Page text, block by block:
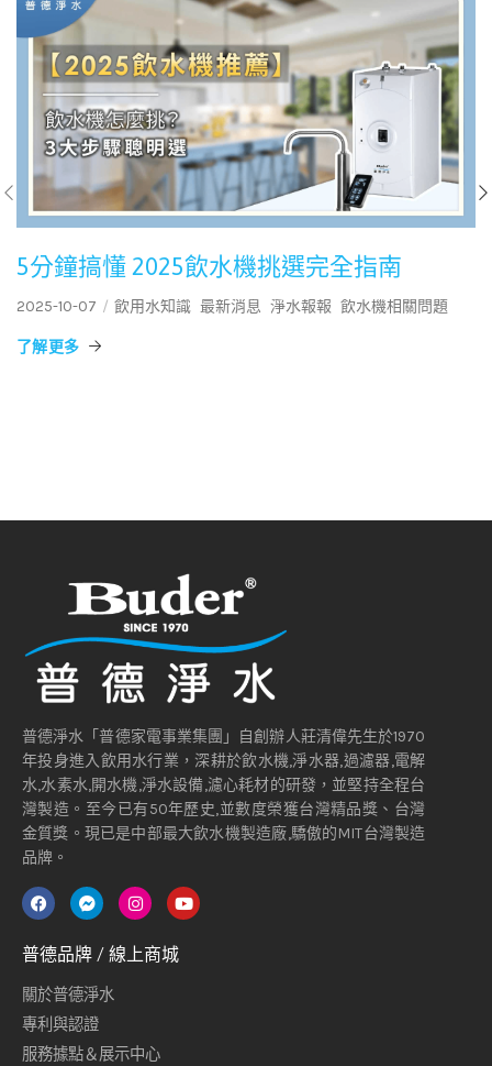
5分鐘搞懂 2025飲水機挑選完全指南
2025-10-07 飲用水知識 最新消息 淨水報報 飲水機相關問題
了解更多
普德淨水「普德家電事業集團」自創辦人莊清偉先生於1970
年投身進入飲用水行業，深耕於飲水機,淨水器,過濾器,電解
水,水素水,開水機,淨水設備,濾心耗材的研發，並堅持全程台
灣製造。至今已有50年歷史,並數度榮獲台灣精品獎、台灣
金質獎。現已是中部最大飲水機製造廠,驕傲的MIT台灣製造
品牌。
普德品牌 / 線上商城
關於普德淨水
專利與認證
服務據點＆展示中心